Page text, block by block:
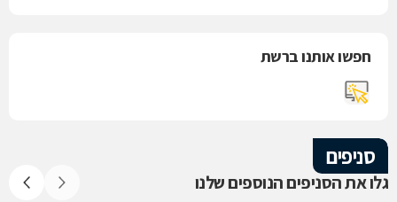
חפשו אותנו ברשת
סניפים
גלו את הסניפים הנוספים שלנו